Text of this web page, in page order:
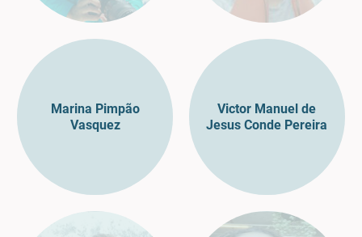
Marina Pimpão
Vasquez
Victor Manuel de
Jesus Conde Pereira